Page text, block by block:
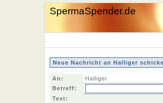
SpermaSpender.de
Neue Nachricht an Halliger
An:
Halliger
Betreff:
Text: